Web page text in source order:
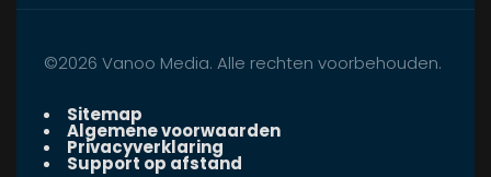
©2026 Vanoo Media. Alle rechten voorbehouden.
Sitemap
Algemene voorwaarden
Privacyverklaring
Support op afstand